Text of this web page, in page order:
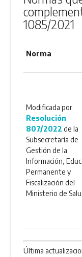
1085/2021
Norma
Modificada por
Resolución
807/2022 de la
Subsecretaría de
Gestión de la
Información,
Permanente y
Fiscalización del
Ministerio de
Última